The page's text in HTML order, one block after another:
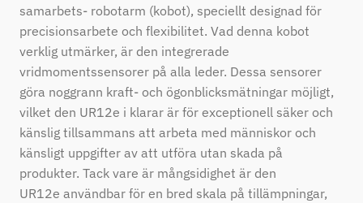
samarbets- robotarm (kobot), speciellt designad för
precisionsarbete och flexibilitet. Vad denna kobot
verklig utmärker, är den integrerade
vridmomentssensorer på alla leder. Dessa sensorer
göra noggrann kraft- och ögonblicksmätningar möjligt,
vilket den UR12e i klarar är för exceptionell säker och
känslig tillsammans att arbeta med människor och
känsligt uppgifter av att utföra utan skada på
produkter. Tack vare är mångsidighet är den
UR12e användbar för en bred skala på tillämpningar,